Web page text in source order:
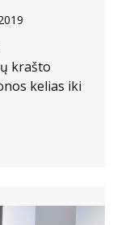
krašto
kelias iki